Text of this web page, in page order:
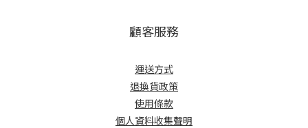
顧客服務
運送方式
退換貨政策
使用條款
個人資料收集聲明